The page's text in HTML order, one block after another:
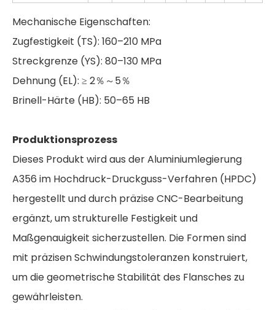
Mechanische Eigenschaften:
Zugfestigkeit (TS): 160–210 MPa
Streckgrenze (YS): 80–130 MPa
Dehnung (EL): ≥ 2％～5％
Brinell-Härte (HB): 50–65 HB
Produktionsprozess
Dieses Produkt wird aus der Aluminiumlegierung
A356 im Hochdruck-Druckguss-Verfahren (HPDC)
hergestellt und durch präzise CNC-Bearbeitung
ergänzt, um strukturelle Festigkeit und
Maßgenauigkeit sicherzustellen. Die Formen sind
mit präzisen Schwindungstoleranzen konstruiert,
um die geometrische Stabilität des Flansches zu
gewährleisten.